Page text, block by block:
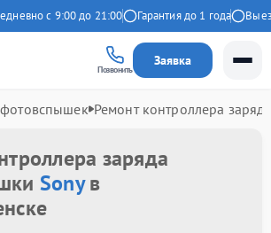
с 9:00 до 21:00 Гарантия до 1 года Выезд
Позвонить
Заявка
Ремонт контроллера
заряда
Sonyв